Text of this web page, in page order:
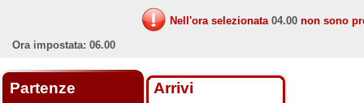
Nell'ora selezionata 04.00 non sono
Ora impostata: 06.00
Partenze Arrivi